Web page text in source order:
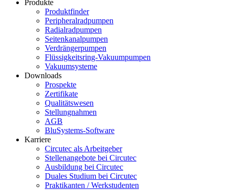
Produkte
Produktfinder
Peripheralradpumpen
Radialradpumpen
Seitenkanalpumpen
Verdrängerpumpen
Flüssigkeitsring-Vakuumpumpen
Vakuumsysteme
Downloads
Prospekte
Zertifikate
Qualitätswesen
Stellungnahmen
AGB
BluSystems-Software
Karriere
Circutec als Arbeitgeber
Stellenangebote bei Circutec
Ausbildung bei Circutec
Duales Studium bei Circutec
Praktikanten / Werkstudenten